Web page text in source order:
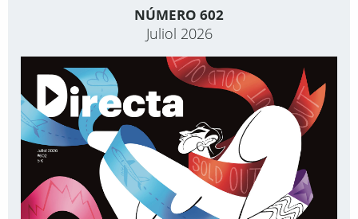
NÚMERO 602
Juliol 2026